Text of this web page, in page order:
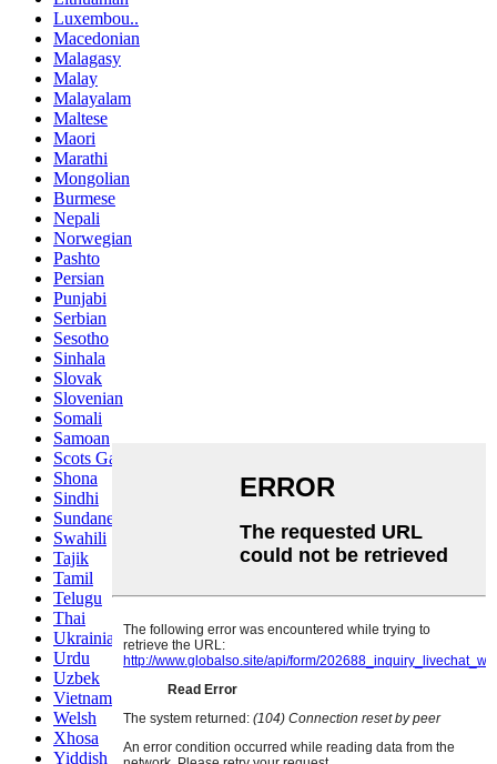
Luxembou..
Macedonian
Malagasy
Malay
Malayalam
Maltese
Maori
Marathi
Mongolian
Burmese
Nepali
Norwegian
Pashto
Persian
Punjabi
Serbian
Sesotho
Sinhala
Slovak
Slovenian
Somali
Samoan
Scots Gaelic
Shona
Sindhi
Sundanese
Swahili
Tajik
Tamil
Telugu
Thai
Ukrainian
Urdu
Uzbek
Vietnamese
Welsh
Xhosa
Yiddish